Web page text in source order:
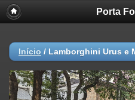
Porta
Início / Lamborghini Urus e